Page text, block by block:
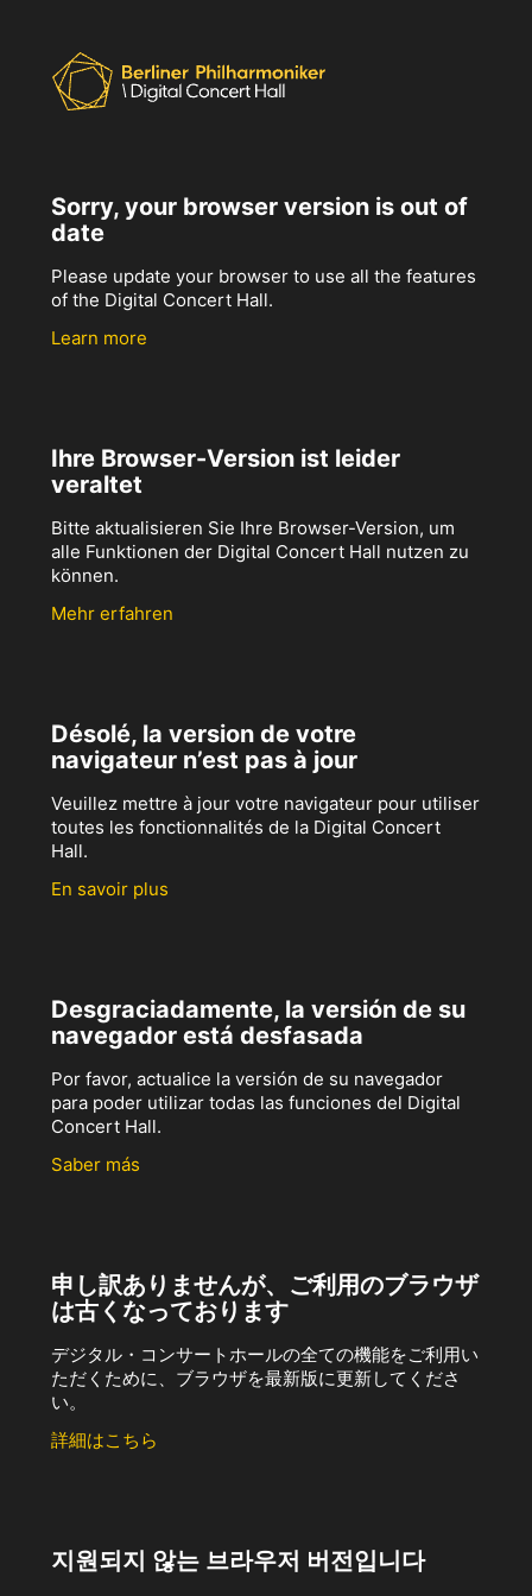
Sorry, your browser version is out of
date
Please update your browser to use all the features
of the Digital Concert Hall.
Learn more
Ihre Browser-Version ist leider
veraltet
Bitte aktualisieren Sie Ihre Browser-Version, um
alle Funktionen der Digital Concert Hall nutzen zu
können.
Mehr erfahren
Désolé, la version de votre
navigateur n’est pas à jour
Veuillez mettre à jour votre navigateur pour utiliser
toutes les fonctionnalités de la Digital Concert
Hall.
En savoir plus
Desgraciadamente, la versión de su
navegador está desfasada
Por favor, actualice la versión de su navegador
para poder utilizar todas las funciones del Digital
Concert Hall.
Saber más
申し訳ありませんが、ご利用のブラウザ
は古くなっております
デジタル・コンサートホールの全ての機能をご利用い
ただくために、ブラウザを最新版に更新してくださ
い。
詳細はこちら
지원되지 않는 브라우저 버전입니다